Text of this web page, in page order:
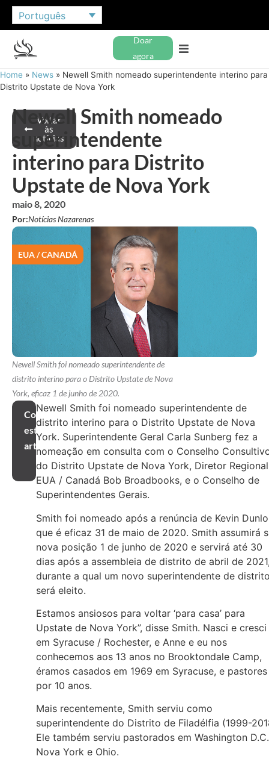
Português
Doar
agora
Home » News » Newell Smith nomeado superintendente interino para
Distrito Upstate de Nova York
Voltar
às
notícias
Newell Smith nomeado
superintendente
interino para Distrito
Upstate de Nova York
maio 8, 2020
Por:Notícias Nazarenas
EUA / CANADÁ
Newell Smith foi nomeado superintendente de
distrito interino para o Distrito Upstate de Nova
York, eficaz 1 de junho de 2020.
Compartilhar
este
artigo
Newell Smith foi nomeado superintendente de
distrito interino para o Distrito Upstate de Nova
York. Superintendente Geral Carla Sunberg fez a
nomeação em consulta com o Conselho
do Distrito Upstate de Nova York, Diretor Regional
EUA / Canadá Bob Broadbooks, e o Conselho de
Superintendentes Gerais.
Smith foi nomeado após a renúncia de Kevin
que é eficaz 31 de maio de 2020. Smith assumirá
nova posição 1 de junho de 2020 e servirá até 30
dias após a assembleia de distrito de abril de
durante a qual um novo superintendente de
será eleito.
Estamos ansiosos para voltar ‘para casa’ para
Upstate de Nova York”, disse Smith. Nasci e cresci
em Syracuse / Rochester, e Anne e eu nos
conhecemos aos 13 anos no Brooktondale Camp,
éramos casados em 1969 em Syracuse, e
por 10 anos.
Mais recentemente, Smith serviu como
superintendente do Distrito de Filadélfia (1999-
Ele também serviu pastorados em Washington
Nova York e Ohio.